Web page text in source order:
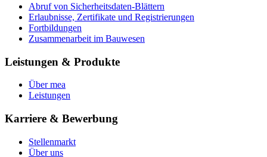
Abruf von Sicherheitsdaten-Blättern
Erlaubnisse, Zertifikate und Registrierungen
Fortbildungen
Zusammenarbeit im Bauwesen
Leistungen & Produkte
Über mea
Leistungen
Karriere & Bewerbung
Stellenmarkt
Über uns